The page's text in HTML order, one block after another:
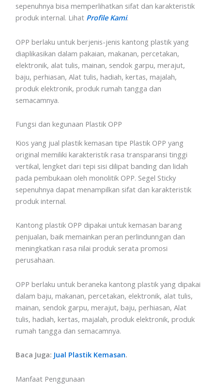
sepenuhnya bisa memperlihatkan sifat dan karakteristik
produk internal. Lihat Profile Kami.
OPP berlaku untuk berjenis-jenis kantong plastik yang
diaplikasikan dalam pakaian, makanan, percetakan,
elektronik, alat tulis, mainan, sendok garpu, merajut,
baju, perhiasan, Alat tulis, hadiah, kertas, majalah,
produk elektronik, produk rumah tangga dan
semacamnya.
Fungsi dan kegunaan Plastik OPP
Kios yang jual plastik kemasan tipe Plastik OPP yang
original memiliki karakteristik rasa transparansi tinggi
vertikal, lengket dari tepi sisi dilipat banding dan lidah
pada pembukaan oleh monolitik OPP. Segel Sticky
sepenuhnya dapat menampilkan sifat dan karakteristik
produk internal.
Kantong plastik OPP dipakai untuk kemasan barang
penjualan, baik memainkan peran perlindunngan dan
meningkatkan rasa nilai produk serata promosi
perusahaan.
OPP berlaku untuk beraneka kantong plastik yang dipakai
dalam baju, makanan, percetakan, elektronik, alat tulis,
mainan, sendok garpu, merajut, baju, perhiasan, Alat
tulis, hadiah, kertas, majalah, produk elektronik, produk
rumah tangga dan semacamnya.
Baca Juga: Jual Plastik Kemasan.
Manfaat Penggunaan